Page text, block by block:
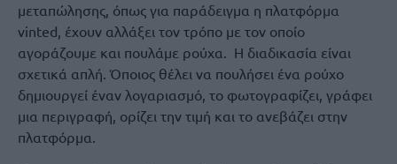
μεταπώλησης, όπως για παράδειγμα η πλατφόρμα
vinted, έχουν αλλάξει τον τρόπο με τον οποίο
αγοράζουμε και πουλάμε ρούχα. Η διαδικασία είναι
σχετικά απλή. Όποιος θέλει να πουλήσει ένα ρούχο
δημιουργεί έναν λογαριασμό, το φωτογραφίζει, γράφει
μια περιγραφή, ορίζει την τιμή και το ανεβάζει στην
πλατφόρμα.